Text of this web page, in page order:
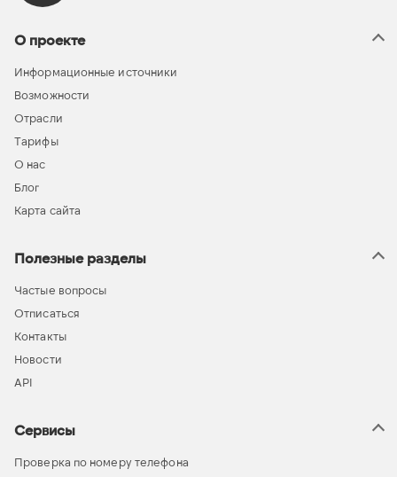
О проекте
Информационные источники
Возможности
Отрасли
Тарифы
О нас
Блог
Карта сайта
Полезные разделы
Частые вопросы
Отписаться
Контакты
Новости
API
Сервисы
Проверка по номеру телефона